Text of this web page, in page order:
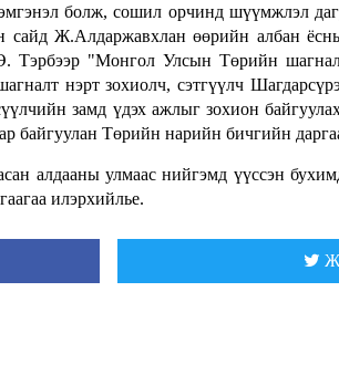
болж, сошил орчинд шүүмжлэл
Ж.Алдаржавхлан өөрийн албан
"Монгол Улсын Төрийн шагналт,
нэрт зохиолч, сэтгүүлч
замд үдэх ажлыг зохион
байгуулан Төрийн нарийн бичгийн
алдааны улмаас нийгэмд үүссэн
илэрхийлье.